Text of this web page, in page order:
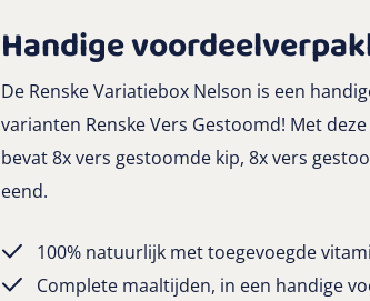
Handige
De Renske Variatiebox Nelson is een
varianten Renske Vers Gestoomd! Met
bevat 8x vers gestoomde kip, 8x vers
eend.
100% natuurlijk met toegevoegde
Complete maaltijden, in een handige